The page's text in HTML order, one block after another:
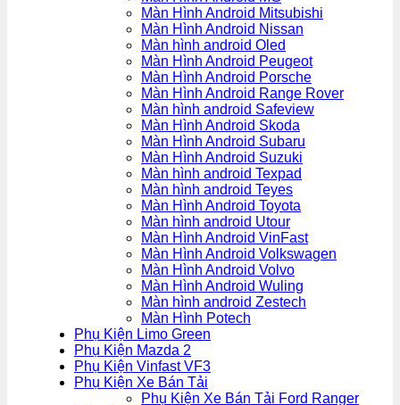
Màn Hình Android Mitsubishi
Màn Hình Android Nissan
Màn hình android Oled
Màn Hình Android Peugeot
Màn Hình Android Porsche
Màn Hình Android Range Rover
Màn hình android Safeview
Màn Hình Android Skoda
Màn Hình Android Subaru
Màn Hình Android Suzuki
Màn hình android Texpad
Màn hình android Teyes
Màn Hình Android Toyota
Màn hình android Utour
Màn Hình Android VinFast
Màn Hình Android Volkswagen
Màn Hình Android Volvo
Màn Hình Android Wuling
Màn hình android Zestech
Màn Hình Potech
Phụ Kiện Limo Green
Phụ Kiện Mazda 2
Phụ Kiện Vinfast VF3
Phụ Kiện Xe Bán Tải
Phụ Kiện Xe Bán Tải Ford Ranger